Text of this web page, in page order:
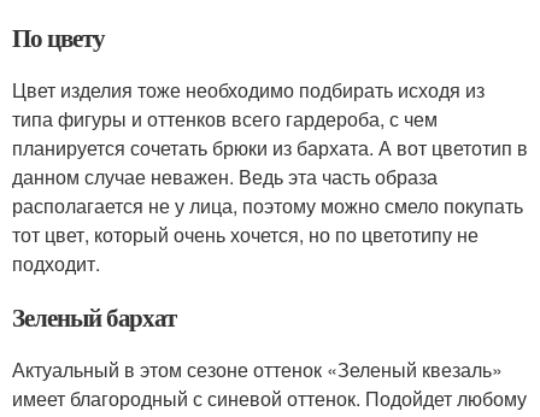
По цвету
Цвет изделия тоже необходимо подбирать исходя из
типа фигуры и оттенков всего гардероба, с чем
планируется сочетать брюки из бархата. А вот цветотип в
данном случае неважен. Ведь эта часть образа
располагается не у лица, поэтому можно смело покупать
тот цвет, который очень хочется, но по цветотипу не
подходит.
Зеленый бархат
Актуальный в этом сезоне оттенок «Зеленый квезаль»
имеет благородный с синевой оттенок. Подойдет любому